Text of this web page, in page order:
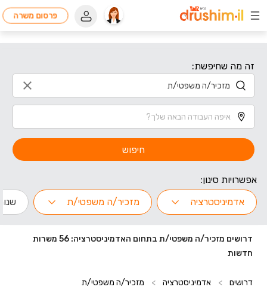
פרסום משרה
זה מה שחיפשת:
חיפוש
אפשרויות סינון:
אדמיניסטרציה
מזכיר/ה משפטי/ת
דרושים מזכיר/ה משפטי/ת בתחום האדמיניסטרציה: 56 משרות
חדשות
דרושים > אדמיניסטרציה > מזכיר/ה משפטי/ת